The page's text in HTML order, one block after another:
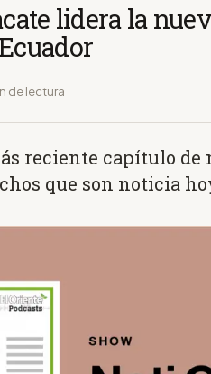
lidera la
de lectura
reciente capítulo de
que son noticia